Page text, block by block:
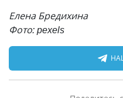
Елена Бредихина
Фото: pexels